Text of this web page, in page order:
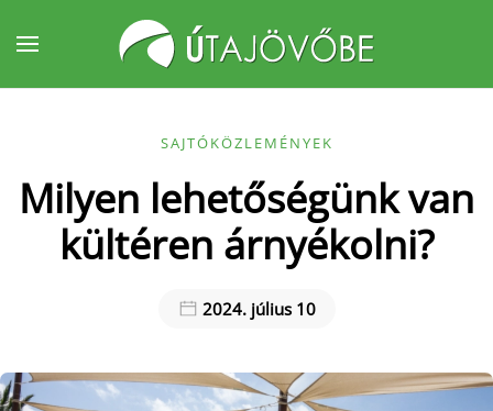
Fő tartalom átugrása
SAJTÓKÖZLEMÉNYEK
Milyen lehetőségünk van
kültéren árnyékolni?
2024. július 10